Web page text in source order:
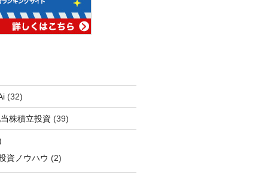
(32)
株積立投資 (39)
資ノウハウ (2)